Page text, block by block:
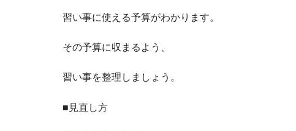
習い事に使える予算がわかります。
その予算に収まるよう、
習い事を整理しましょう。
■見直し方